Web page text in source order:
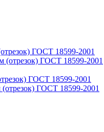
ГОСТ 18599-2001
ГОСТ 18599-2001